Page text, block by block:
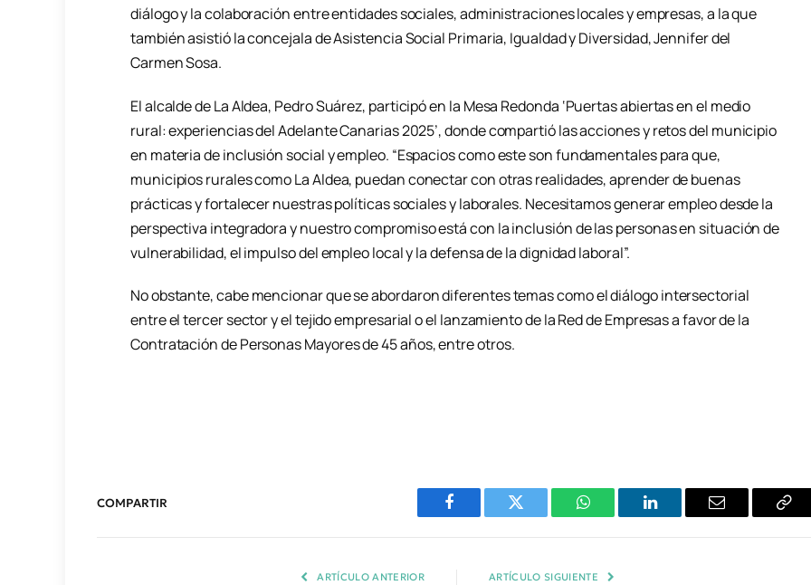
diálogo y la colaboración entre entidades sociales, administraciones locales y empresas, a la que
también asistió la concejala de Asistencia Social Primaria, Igualdad y Diversidad, Jennifer del
Carmen Sosa.
El alcalde de La Aldea, Pedro Suárez, participó en la Mesa Redonda ‘Puertas abiertas en el medio
rural: experiencias del Adelante Canarias 2025’, donde compartió las acciones y retos del municipio
en materia de inclusión social y empleo. “Espacios como este son fundamentales para que,
municipios rurales como La Aldea, puedan conectar con otras realidades, aprender de buenas
prácticas y fortalecer nuestras políticas sociales y laborales. Necesitamos generar empleo desde la
perspectiva integradora y nuestro compromiso está con la inclusión de las personas en situación de
vulnerabilidad, el impulso del empleo local y la defensa de la dignidad laboral”.
No obstante, cabe mencionar que se abordaron diferentes temas como el diálogo intersectorial
entre el tercer sector y el tejido empresarial o el lanzamiento de la Red de Empresas a favor de la
Contratación de Personas Mayores de 45 años, entre otros.
COMPARTIR
Facebook Twitter WhatsAppLinkedIn Email
ARTÍCULO ANTERIOR ARTÍCULO SIGUIENTE